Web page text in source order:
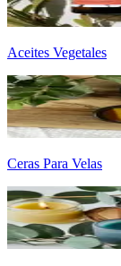
Aceites Vegetales
Ceras Para Velas